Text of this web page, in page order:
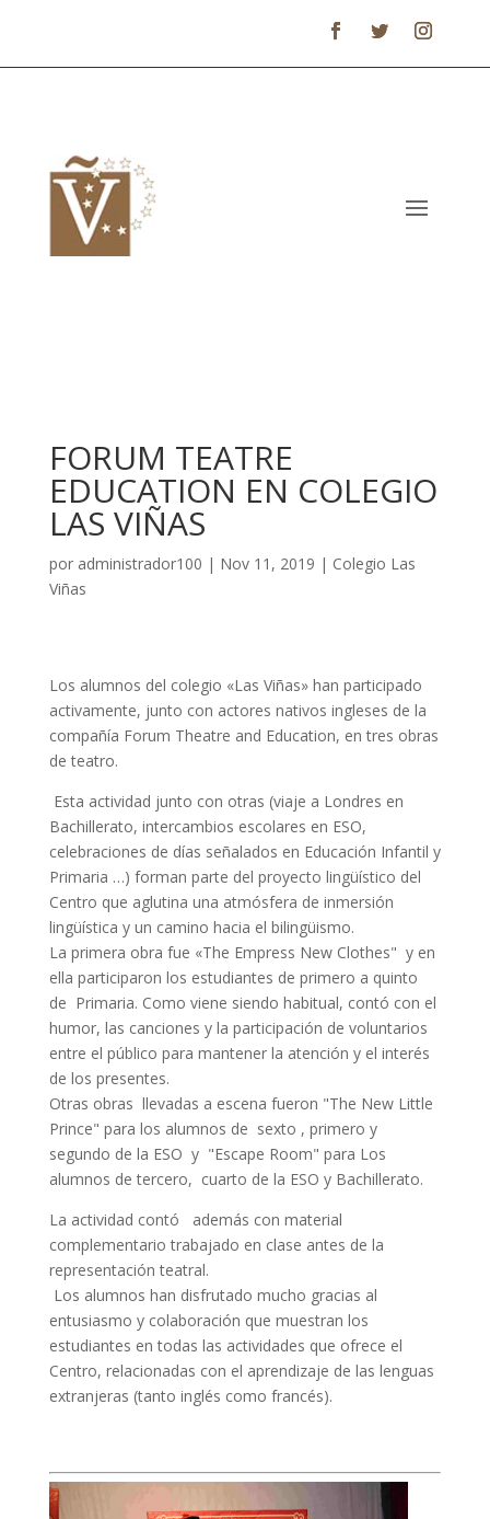
FORUM TEATRE
EDUCATION EN COLEGIO
LAS VIÑAS
por administrador100 | Nov 11, 2019 | Colegio Las
Viñas
Los alumnos del colegio «Las Viñas» han participado
activamente, junto con actores nativos ingleses de la
compañía Forum Theatre and Education, en tres obras
de teatro.
Esta actividad junto con otras (viaje a Londres en
Bachillerato, intercambios escolares en ESO,
celebraciones de días señalados en Educación Infantil y
Primaria …) forman parte del proyecto lingüístico del
Centro que aglutina una atmósfera de inmersión
lingüística y un camino hacia el bilingüismo.
La primera obra fue «The Empress New Clothes" y en
ella participaron los estudiantes de primero a quinto
de Primaria. Como viene siendo habitual, contó con el
humor, las canciones y la participación de voluntarios
entre el público para mantener la atención y el interés
de los presentes.
Otras obras llevadas a escena fueron "The New Little
Prince" para los alumnos de sexto , primero y
segundo de la ESO y "Escape Room" para Los
alumnos de tercero, cuarto de la ESO y Bachillerato.
La actividad contó además con material
complementario trabajado en clase antes de la
representación teatral.
Los alumnos han disfrutado mucho gracias al
entusiasmo y colaboración que muestran los
estudiantes en todas las actividades que ofrece el
Centro, relacionadas con el aprendizaje de las lenguas
extranjeras (tanto inglés como francés).